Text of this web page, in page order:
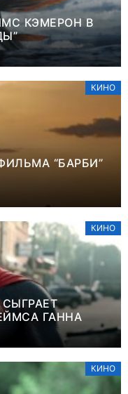
КЭМЕРОН В
КИНО
“БАРБИ”
КИНО
ГАННА
КИНО